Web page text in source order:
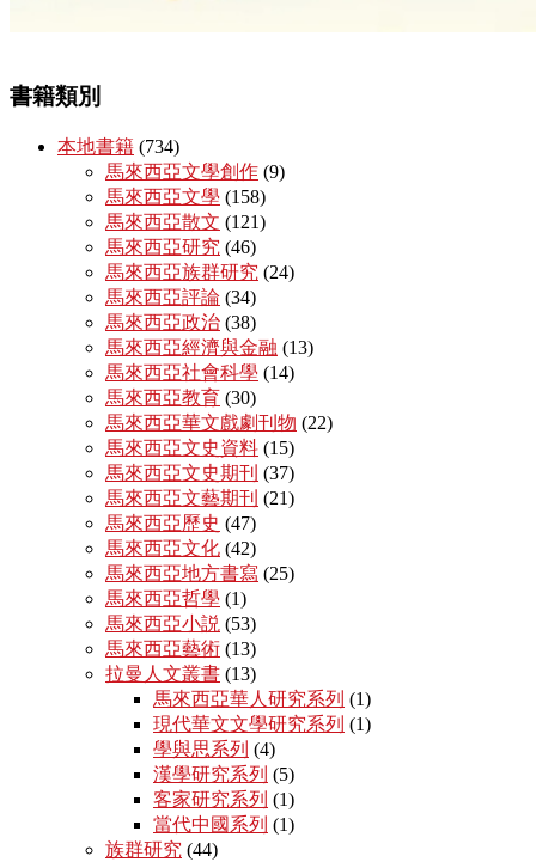
書籍類別
本地書籍 (734)
馬來西亞文學創作 (9)
馬來西亞文學 (158)
馬來西亞散文 (121)
馬來西亞研究 (46)
馬來西亞族群研究 (24)
馬來西亞評論 (34)
馬來西亞政治 (38)
馬來西亞經濟與金融 (13)
馬來西亞社會科學 (14)
馬來西亞教育 (30)
馬來西亞華文戲劇刊物 (22)
馬來西亞文史資料 (15)
馬來西亞文史期刊 (37)
馬來西亞文藝期刊 (21)
馬來西亞歷史 (47)
馬來西亞文化 (42)
馬來西亞地方書寫 (25)
馬來西亞哲學 (1)
馬來西亞小説 (53)
馬來西亞藝術 (13)
拉曼人文叢書 (13)
馬來西亞華人研究系列 (1)
現代華文文學研究系列 (1)
學與思系列 (4)
漢學研究系列 (5)
客家研究系列 (1)
當代中國系列 (1)
族群研究 (44)